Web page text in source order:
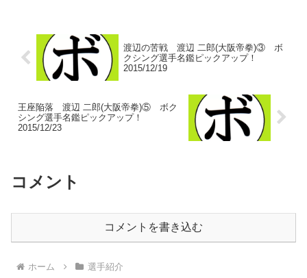
渡辺の苦戦 渡辺 二郎(大阪帝拳)③ ボ
クシング選手名鑑ピックアップ！
2015/12/19
王座陥落 渡辺 二郎(大阪帝拳)⑤ ボク
シング選手名鑑ピックアップ！
2015/12/23
コメント
コメントを書き込む
ホーム 選手紹介